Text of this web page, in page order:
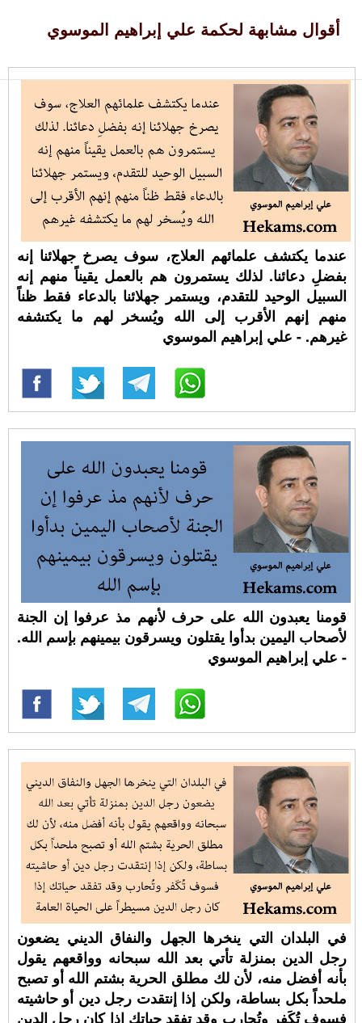
أقوال مشابهة لحكمة علي إبراهيم الموسوي
عندما يكتشف علمائهم العلاج، سوف يصرخ جهلائنا إنه
بفضلِ دعائنا. لذلك يستمرون هم بالعمل يقيناً منهم إنه
السبيل الوحيد للتقدم، ويستمر جهلائنا بالدعاء فقط ظناً
منهم إنهم الأقرب إلى الله ويُسخر لهم ما يكتشفه
غيرهم. - علي إبراهيم الموسوي
قومنا يعبدون الله على حرف لأنهم مذ عرفوا إن الجنة
لأصحاب اليمين بدأوا يقتلون ويسرقون بيمينهم بإسم الله.
- علي إبراهيم الموسوي
في البلدان التي ينخرها الجهل والنفاق الديني يضعون
رجل الدين بمنزلة تأتي بعد الله سبحانه وواقعهم يقول
بأنه أفضل منه، لأن لك مطلق الحرية بشتم الله أو تصبح
ملحداً بكل بساطة، ولكن إذا إنتقدت رجل دين أو حاشيته
فسوف تُكَفر وتُحارب وقد تفقد حياتك إذا كان رجل الدين